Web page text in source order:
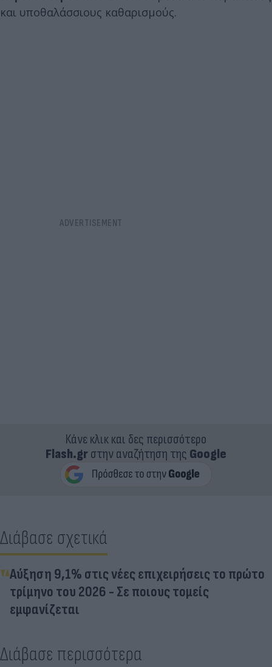
και υποθαλάσσιους καθαρισμούς.
Κάνε κλικ και δες περισσότερο
Flash.grστην αναζήτηση της Google
Διάβασε σχετικά
Αύξηση 9,1% στις νέες επιχειρήσεις το πρώτο
τρίμηνο του 2026 - Σε ποιους τομείς
εμφανίζεται
Διάβασε περισσότερα